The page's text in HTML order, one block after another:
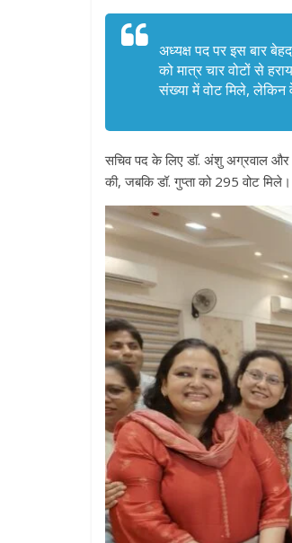
अध्यक्ष पद पर इस बार
को मात्र चार वोटों से
संख्या में वोट मिले, लेकिन
सचिव पद के लिए डॉ. अंशु अग्रवाल और
की, जबकि डॉ. गुप्ता को 295 वोट मिले।